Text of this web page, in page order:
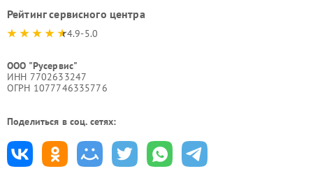
Рейтинг сервисного центра
4.9-5.0
ООО "Русервис"
ИНН 7702633247
ОГРН 1077746335776
Поделиться в соц. сетях: